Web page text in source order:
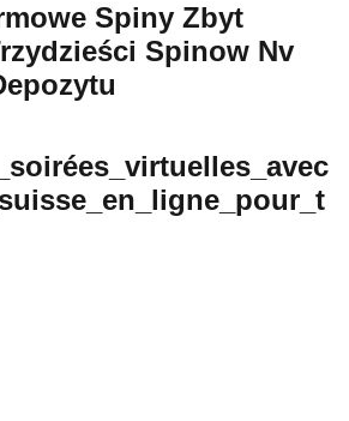
Spiny Zbyt
Spinow Nv